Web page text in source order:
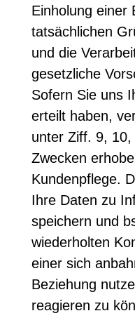
Einholung einer
tatsächlichen
und die
gesetzliche
Sofern Sie uns
erteilt haben,
unter Ziff. 9,
Zwecken
Kundenpflege.
Ihre Daten zu
speichern und
wiederholten
einer sich
Beziehung
reagieren zu